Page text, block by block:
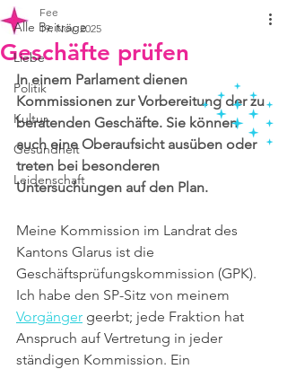
Alle Beiträge
Liebe
Politik
Kultur
Gesundheit
Leidenschaft
Geschäfte prüfen
Fee
19. Nov. 2025
In einem Parlament dienen
Kommissionen zur Vorbereitung der zu
beratenden Geschäfte. Sie können
auch eine Oberaufsicht ausüben oder
treten bei besonderen
Untersuchungen auf den Plan.
Meine Kommission im Landrat des
Kantons Glarus ist die
Geschäftsprüfungskommission (GPK).
Ich habe den SP-Sitz von meinem
Vorgänger geerbt; jede Fraktion hat
Anspruch auf Vertretung in jeder
ständigen Kommission. Ein